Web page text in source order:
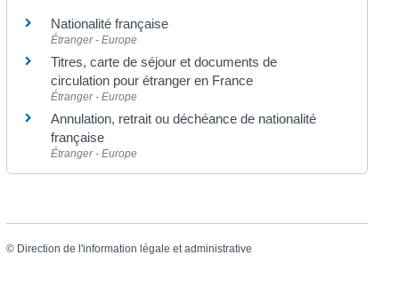
Nationalité française
Étranger - Europe
Titres, carte de séjour et documents de
circulation pour étranger en France
Étranger - Europe
Annulation, retrait ou déchéance de nationalité
française
Étranger - Europe
© Direction de l'information légale et administrative